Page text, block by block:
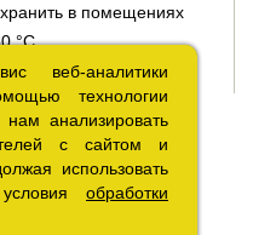
в помещениях
°С.
– 12 месяцев
веб-аналитики
технологии
анализировать
с сайтом и
использовать
обработки
веб-аналитики
технологии
анализировать
с сайтом и
использовать
обработки